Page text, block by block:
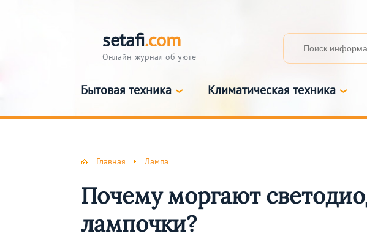
setafi.com
Онлайн-журнал об уюте
Бытовая техника Климатическая техника
Главная Лампа
Почему моргают
лампочки?